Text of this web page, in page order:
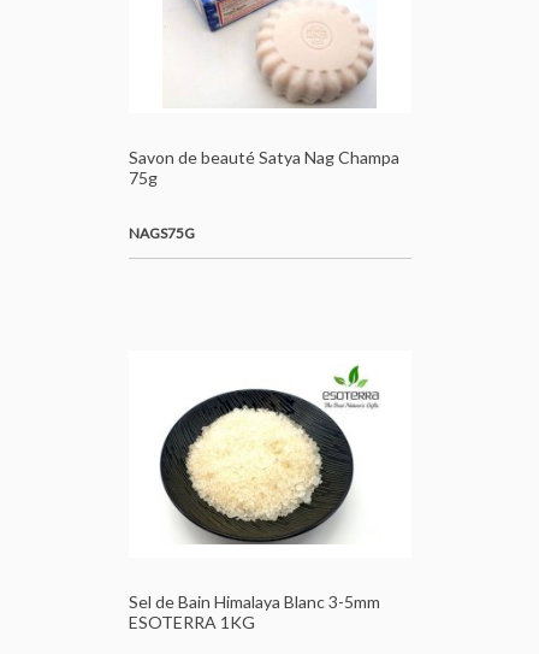
Savon de beauté Satya Nag Champa
75g
NAGS75G
Sel de Bain Himalaya Blanc 3-5mm
ESOTERRA 1KG